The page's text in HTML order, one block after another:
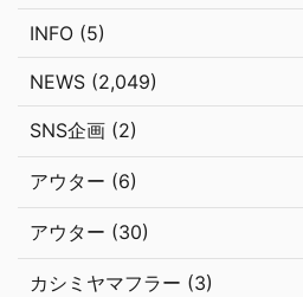
INFO (5)
NEWS (2,049)
SNS企画 (2)
アウター (6)
アウター (30)
カシミヤマフラー (3)